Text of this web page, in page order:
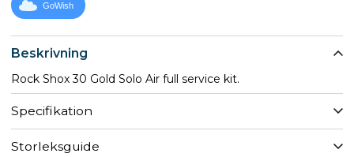
Beskrivning
Rock Shox 30 Gold Solo Air full service kit.
Specifikation
Storleksguide
GoWish